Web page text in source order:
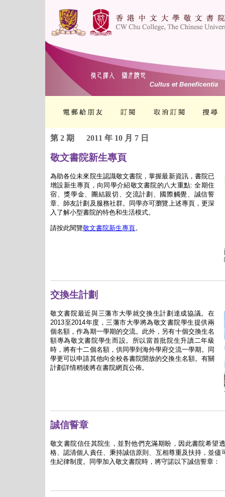
第 2 期 2011 年 10 月 7 日
敬文書院新生專頁
為助各位未來院生認識敬文書院，掌握最新資訊，書院已
增設新生專頁，向同學介紹敬文書院的八大重點: 全期住
宿、獎學金、團結親切、交流計劃、國際觸覺、誠信誓
章、師友計劃及服務社群。
同學亦可瀏覽上述專頁，更深
入了解小型書院的特色和生活模式。
請按此閱覽敬文書院新生專頁。
交換生計劃
敬文書院最近與三藩市大學就交換生計劃達成協議。在
2013至2014年度，三藩市大學將為敬文書院學生提供兩
個名額，作為期一學期的交流。此外，另有十個交換生名
額專為敬文書院學生而設。所以當首批院生升讀二年級
時，將有十二個名額，供同學到海外學府交流一學期。同
學更可以申請其他向全校各書院開放的交換生名額。有關
計劃詳情稍後將在書院網頁公佈。
誠信誓章
敬文書院信任其院生，並對他們充滿期盼，因此書院希望
格、認清個人責任、秉持誠信原則、互相尊重及扶持，並儘
生紀律制度。同學加入敬文書院時，將守諾以下誠信誓章：